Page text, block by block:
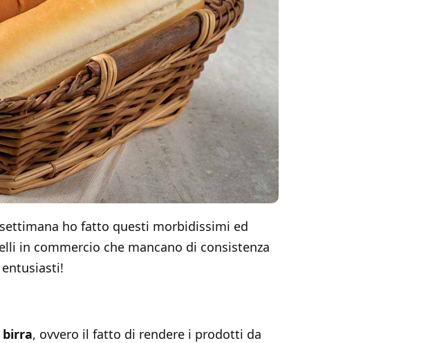
ho fatto questi morbidissimi ed
in commercio che mancano di consistenza
, ovvero il fatto di rendere i prodotti da